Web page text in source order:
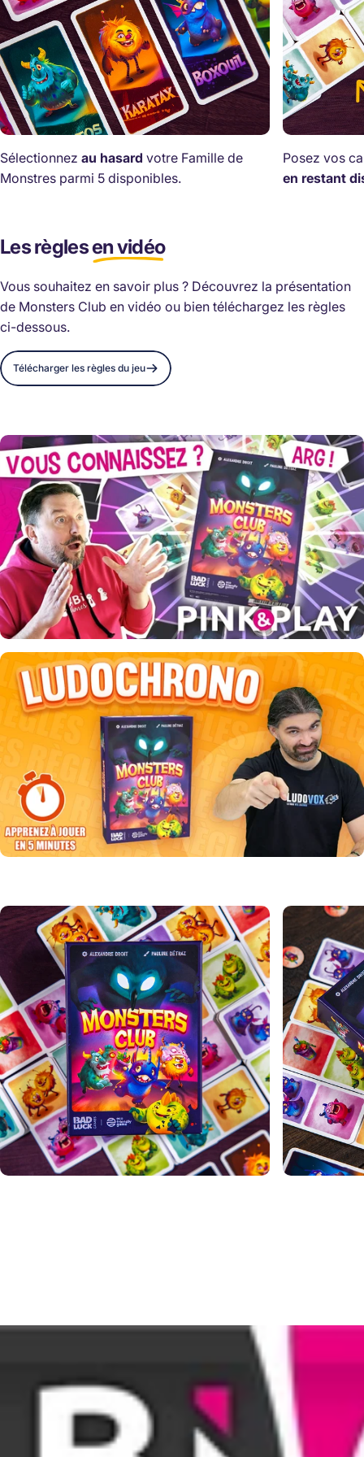
monstres (de votre couleur ou non).
Sélectionnez au hasard votre Famille de
Monstres parmi 5 disponibles.
Posez vos
en restant
Les règlesen vidéo
Vous souhaitez en savoir plus ? Découvrez la présentation
de Monsters Club en vidéo ou bien téléchargez les règles
ci-dessous.
Télécharger les règles du jeu